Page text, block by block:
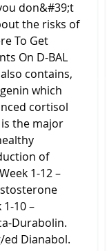
don&#39;t
the risks of
To Get
On D-BAL
contains,
which
cortisol
the major
of
1-12 –
10 –
Durabolin.
ed Dianabol.